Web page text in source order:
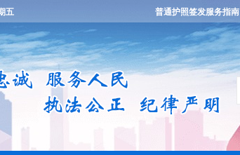
普通护照签发服务指南
五